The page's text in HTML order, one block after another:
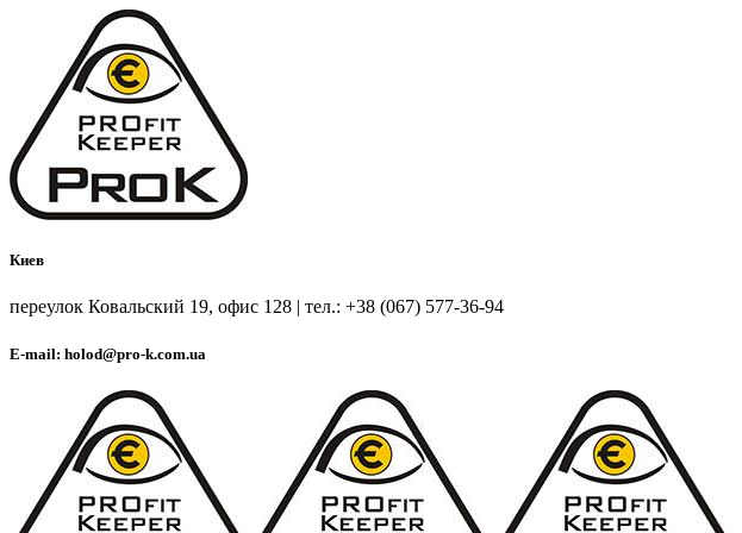
Киев
переулок Ковальский 19, офис 128 | тел.: +38 (067) 577-36-94
E-mail: holod@pro-k.com.ua